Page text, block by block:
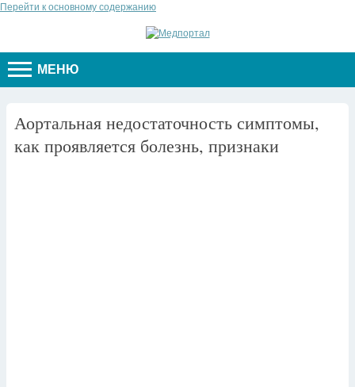
Перейти к основному содержанию
МЕНЮ
Аортальная недостаточность симптомы,
как проявляется болезнь, признаки